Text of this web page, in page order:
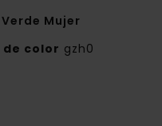
Mujer
de color gzh0